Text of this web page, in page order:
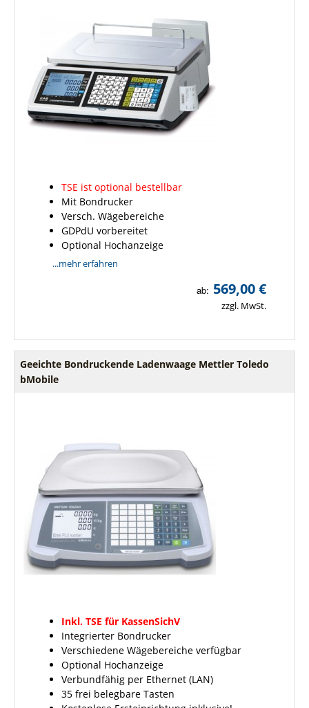
TSE ist optional bestellbar
Mit Bondrucker
Versch. Wägebereiche
GDPdU vorbereitet
Optional Hochanzeige
...mehr erfahren
ab: 569,00 €
zzgl. MwSt.
Geeichte Bondruckende Ladenwaage Mettler Toledo
bMobile
Inkl. TSE für KassenSichV
Integrierter Bondrucker
Verschiedene Wägebereiche verfügbar
Optional Hochanzeige
Verbundfähig per Ethernet (LAN)
35 frei belegbare Tasten